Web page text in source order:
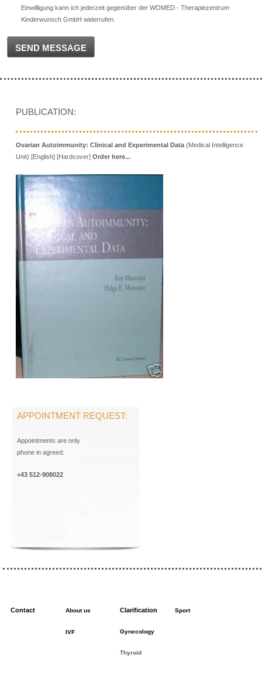
Einwilligung kann ich jederzeit gegenüber der WOMED - Therapiezentrum
Kinderwunsch GmbH widerrufen.
SEND MESSAGE
PUBLICATION:
Ovarian Autoimmunity: Clinical and Experimental Data (Medical Intelligence
Unit) [English] [Hardcover]Order here...
APPOINTMENT REQUEST:
Appointments are only
phone in agreed:
+43 512-908022
Contact About us
IVF
Clarification
Gynecology
Thyroid
Sport